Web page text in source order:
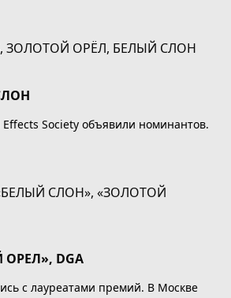
Society объявили номинантов.
DGA
с лауреатами премий. В Москве